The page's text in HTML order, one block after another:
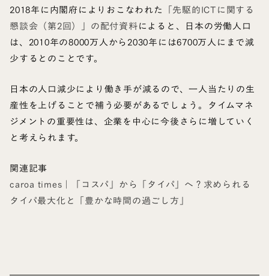
2018年に内閣府によりおこなわれた 「先駆的ICTに関する
懇談会（第2回）」の配付資料によると、日本の労働人口
は、2010年の8000万人から2030年には6700万人にまで減
少するとのことです。
日本の人口減少により働き手が減るので、一人当たりの生
産性を上げることで補う必要があるでしょう。タイムマネ
ジメントの重要性は、企業を中心に今後さらに増していく
と考えられます。
関連記事
caroa times｜「コスパ」から「タイパ」へ？求められる
タイパ最大化と「豊かな時間の過ごし方」